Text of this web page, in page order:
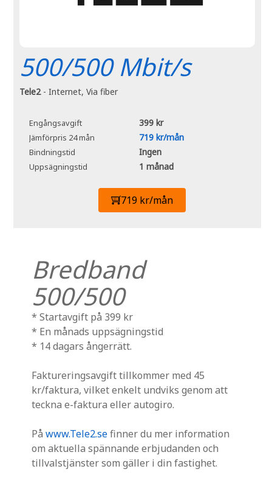
500/500 Mbit/s
Tele2- Internet, Via fiber
Engångsavgift 399 kr
Jämförpris 24 mån 719 kr/mån
Bindningstid Ingen
Uppsägningstid 1 månad
719 kr/mån
Bredband
500/500
* Startavgift på 399 kr
* En månads uppsägningstid
* 14 dagars ångerrätt.
Faktureringsavgift tillkommer med 45
kr/faktura, vilket enkelt undviks genom att
teckna e-faktura eller autogiro.
På www.Tele2.sefinner du mer information
om aktuella spännande erbjudanden och
tillvalstjänster som gäller i din fastighet.